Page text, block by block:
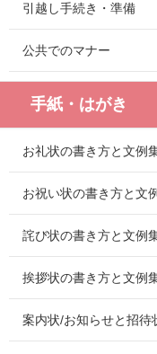
引越し手続き・準備
公共でのマナー
手紙・はがき
お礼状の書き方と文例
お祝い状の書き方と文
詫び状の書き方と文例
挨拶状の書き方と文例
案内状/お知らせと招待